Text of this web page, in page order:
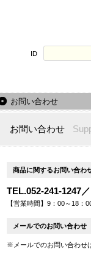
ID
お問い合わせ
お問い合わせ
商品に関するお問い合わ
TEL.052-241-1247
【営業時間】9：00～18
メールでのお問い合わせ
※メールでのお問い合わせ